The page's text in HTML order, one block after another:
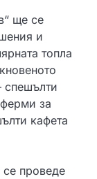
ще се
и
топла
спешълти
за
кафета
проведе